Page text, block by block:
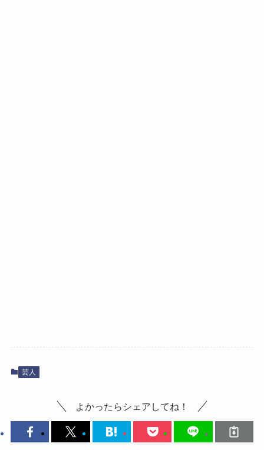
芸人
よかったらシェアしてね！